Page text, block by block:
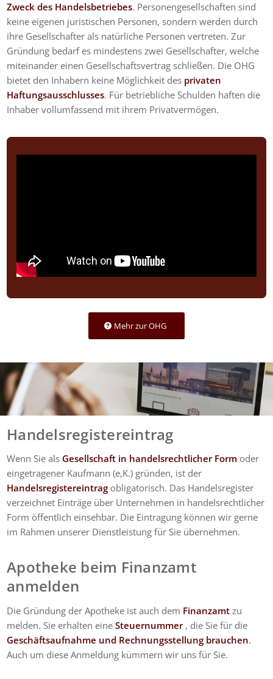
Zweck des Handelsbetriebes. Personengesellschaften sind
keine eigenen juristischen Personen, sondern werden durch
ihre Gesellschafter als natürliche Personen vertreten. Zur
Gründung bedarf es mindestens zwei Gesellschafter, welche
miteinander einen Gesellschaftsvertrag schließen. Die OHG
bietet den Inhabern keine Möglichkeit des privaten
Haftungsausschlusses. Für betriebliche Schulden haften die
Inhaber vollumfassend mit ihrem Privatvermögen.
Mehr zur OHG
Handelsregistereintrag
Wenn Sie als Gesellschaft in handelsrechtlicher Form oder
eingetragener Kaufmann (e,K.) gründen, ist der
Handelsregistereintrag obligatorisch. Das Handelsregister
verzeichnet Einträge über Unternehmen in handelsrechtlicher
Form öffentlich einsehbar. Die Eintragung können wir gerne
im Rahmen unserer Dienstleistung für Sie übernehmen.
Apotheke beim Finanzamt
anmelden
Die Gründung der Apotheke ist auch dem Finanzamt zu
melden. Sie erhalten eineSteuernummer , die Sie für die
Geschäftsaufnahme und Rechnungsstellung brauchen.
Auch um diese Anmeldung kümmern wir uns für Sie.